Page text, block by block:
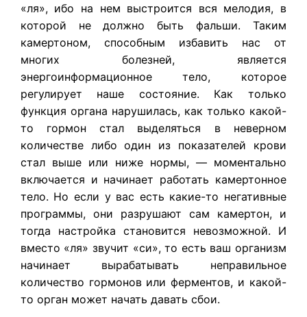
«ля», ибо на нем выстроится вся мелодия, в
которой не должно быть фальши. Таким
камертоном, способным избавить нас от
многих болезней, является
энергоинформационное тело, которое
регулирует наше состояние. Как только
функция органа нарушилась, как только какой-
то гормон стал выделяться в неверном
количестве либо один из показателей крови
стал выше или ниже нормы, — моментально
включается и начинает работать камертонное
тело. Но если у вас есть какие-то негативные
программы, они разрушают сам камертон, и
тогда настройка становится невозможной. И
вместо «ля» звучит «си», то есть ваш организм
начинает вырабатывать неправильное
количество гормонов или ферментов, и какой-
то орган может начать давать сбои.